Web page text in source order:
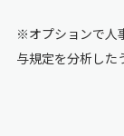
※オプションで人
与規定を分析した